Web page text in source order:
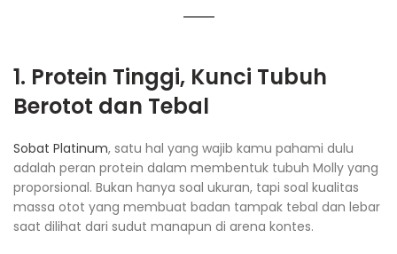
1. Protein Tinggi, Kunci Tubuh
Berotot dan Tebal
Sobat Platinum, satu hal yang wajib kamu pahami dulu
adalah peran protein dalam membentuk tubuh Molly yang
proporsional. Bukan hanya soal ukuran, tapi soal kualitas
massa otot yang membuat badan tampak tebal dan lebar
saat dilihat dari sudut manapun di arena kontes.